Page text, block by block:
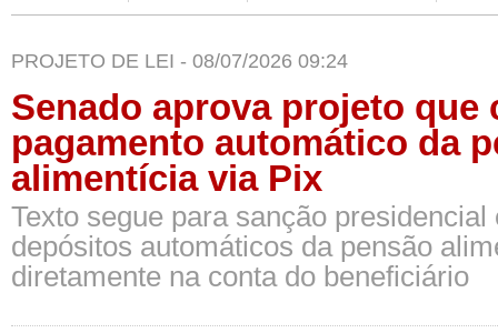
PROJETO DE LEI - 08/07/2026 09:24
Senado aprova projeto que
pagamento automático da
alimentícia via Pix
Texto segue para sanção presidencial
depósitos automáticos da pensão
diretamente na conta do beneficiário